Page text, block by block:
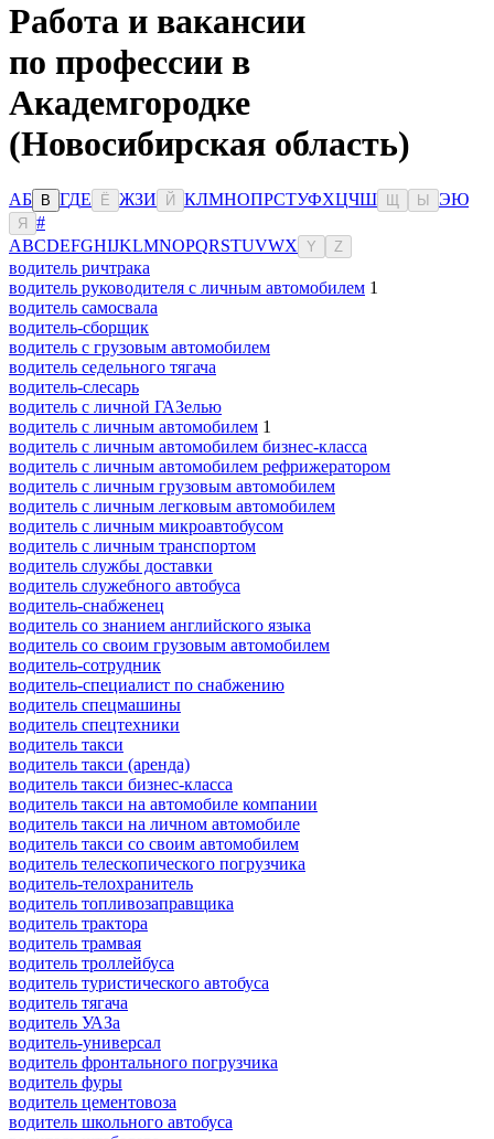
Работа и вакансии
по профессии в
Академгородке
(Новосибирская область)
АБ В ГДЕ Ё ЖЗИ Й КЛМНОПРСТУФХЦЧШ Ы ЭЮ
Я
#
ABCDEFGHIJKLMNOPQRSTUVWX Y Z
водитель ричтрака
водитель руководителя с личным автомобилем 1
водитель самосвала
водитель-сборщик
водитель с грузовым автомобилем
водитель седельного тягача
водитель-слесарь
водитель с личной ГАЗелью
водитель с личным автомобилем 1
водитель с личным автомобилем бизнес-класса
водитель с личным автомобилем рефрижератором
водитель с личным грузовым автомобилем
водитель с личным легковым автомобилем
водитель с личным микроавтобусом
водитель с личным транспортом
водитель службы доставки
водитель служебного автобуса
водитель-снабженец
водитель со знанием английского языка
водитель со своим грузовым автомобилем
водитель-сотрудник
водитель-специалист по снабжению
водитель спецмашины
водитель спецтехники
водитель такси
водитель такси (аренда)
водитель такси бизнес-класса
водитель такси на автомобиле компании
водитель такси на личном автомобиле
водитель такси со своим автомобилем
водитель телескопического погрузчика
водитель-телохранитель
водитель топливозаправщика
водитель трактора
водитель трамвая
водитель троллейбуса
водитель туристического автобуса
водитель тягача
водитель УАЗа
водитель-универсал
водитель фронтального погрузчика
водитель фуры
водитель цементовоза
водитель школьного автобуса